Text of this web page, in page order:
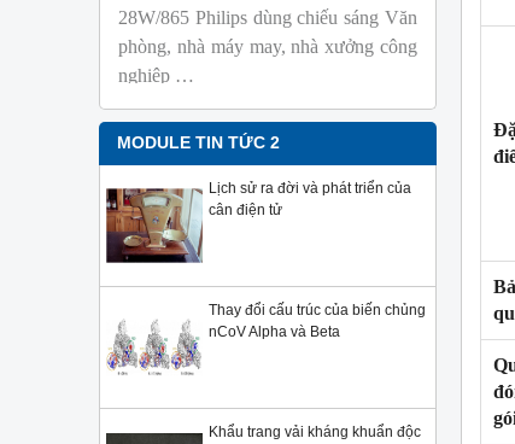
28W/865 Philips dùng chiếu sáng Văn
phòng, nhà máy may, nhà xưởng công
nghiệp …
Với
sử
MODULE TIN TỨC 2
Lịch sử ra đời và phát triển của
cân điện tử
Thay đổi cấu trúc của biến chủng
nCoV Alpha và Beta
Khẩu trang vải kháng khuẩn độc